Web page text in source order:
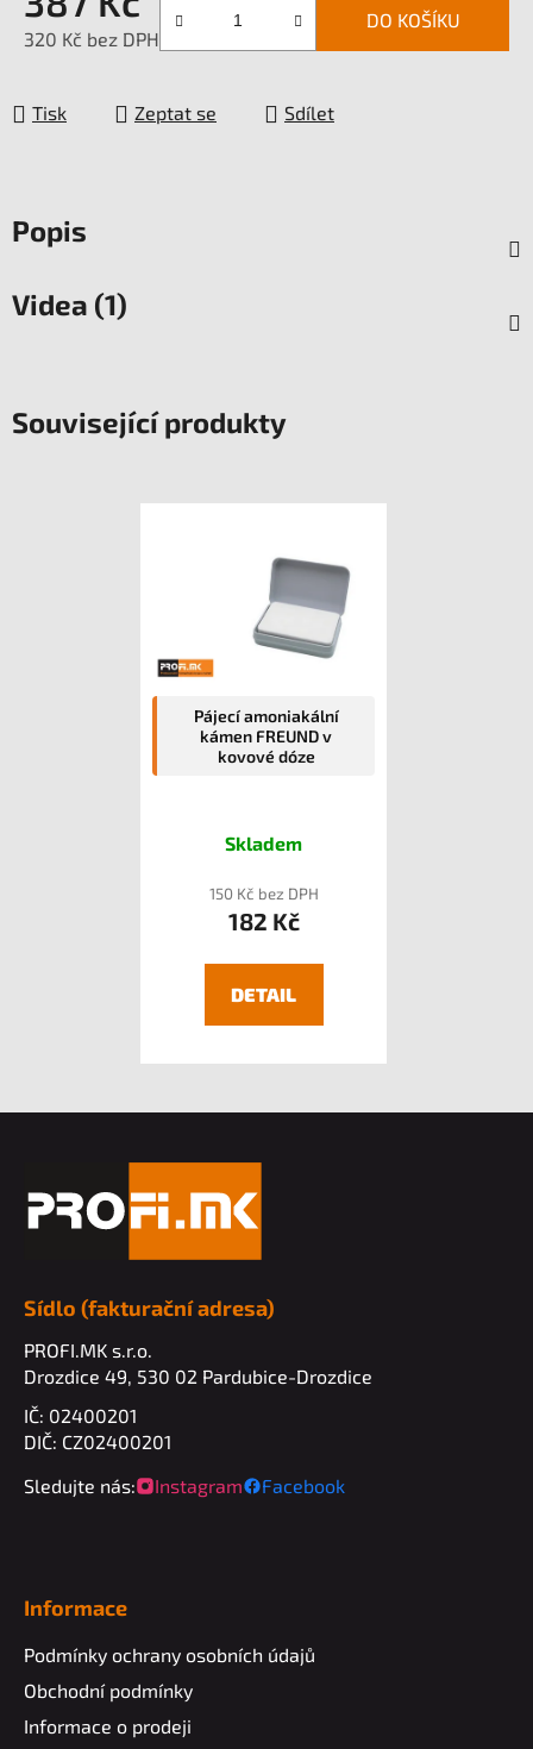
320 Kč bez DPH
DO KOŠÍKU
Tisk Zeptat se Sdílet
Popis
Videa (1)
Související produkty
Pájecí amoniakální
kámen FREUND v
kovové dóze
Skladem
150 Kč bez DPH
182 Kč
DETAIL
Sídlo (fakturační adresa)
PROFI.MK s.r.o.
Drozdice 49, 530 02 Pardubice-Drozdice
IČ: 02400201
DIČ: CZ02400201
Sledujte nás:
Instagram Facebook
Informace
Podmínky ochrany osobních údajů
Obchodní podmínky
Informace o prodeji